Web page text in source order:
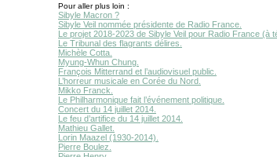
Pour aller plus loin :
Sibyle Macron ?
Sibyle Veil nommée présidente de Radio France.
Le projet 2018-2023 de Sibyle Veil pour Radio France (à
Le Tribunal des flagrants délires.
Michèle Cotta.
Myung-Whun Chung.
François Mitterrand et l’audiovisuel public.
L’horreur musicale en Corée du Nord.
Mikko Franck.
Le Philharmonique fait l’événement politique.
Concert du 14 juillet 2014.
Le feu d’artifice du 14 juillet 2014.
Mathieu Gallet.
Lorin Maazel (1930-2014).
Pierre Boulez.